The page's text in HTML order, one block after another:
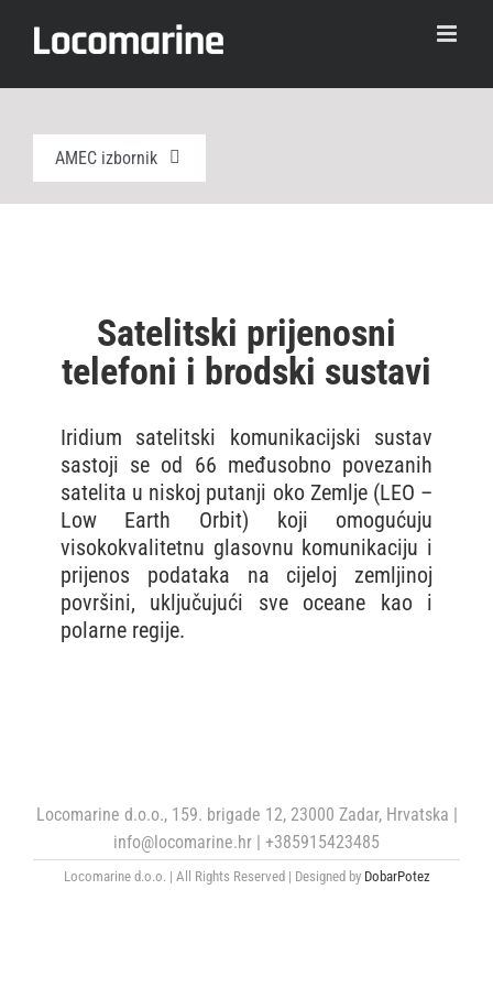
AMEC izbornik
PLB
SART i AIS SART
VHF
Cjenik
Satelitski prijenosni
telefoni i brodski sustavi
Iridium satelitski komunikacijski sustav
sastoji se od 66 međusobno povezanih
satelita u niskoj putanji oko Zemlje (LEO –
Low Earth Orbit) koji omogućuju
visokokvalitetnu glasovnu komunikaciju i
prijenos podataka na cijeloj zemljinoj
površini, uključujući sve oceane kao i
polarne regije.
Locomarine d.o.o., 159. brigade 12, 23000 Zadar, Hrvatska |
info@locomarine.hr | +385915423485
Locomarine d.o.o. | All Rights Reserved | Designed by DobarPotez